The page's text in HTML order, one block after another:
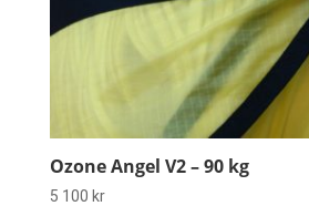
Ozone Angel V2 – 90 kg
5 100 kr